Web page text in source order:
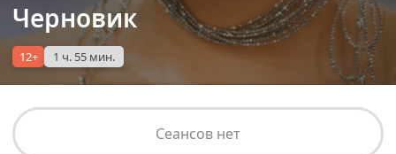
Черновик
12+ 1 ч. 55 мин.
Сеансов нет